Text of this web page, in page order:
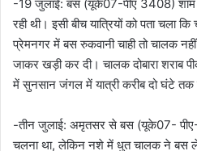
-19 जुलाई: बस (यूके07-पीए 3408) शाम
रही थी। इसी बीच यात्रियों को पता चला
प्रेमनगर में बस रुकवानी चाही तो चालक
जाकर खड़ी कर दी। चालक दोबारा शराब
में सुनसान जंगल में यात्री करीब दो घंटे
-तीन जुलाई: अमृतसर से बस (यूके07-
चलना था, लेकिन नशे में धुत चालक ने बस